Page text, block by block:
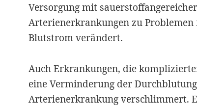
Versorgung mit
Arterienerkrankungen zu
Blutstrom verändert.
Auch Erkrankungen, die
eine Verminderung der
Arterienerkrankung verschlimmert.